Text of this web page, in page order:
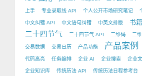
上手 专业录取线 API 个人公开市场研究笔记
中文纠错 API 中文语句纠错 中英文排版 书
二十四节气 二十四节气 API 二维码 二
交易数据 交易日历 产品功能 产品案例
代码高亮 任务编排 企业 AI 企业搜索 企业
企业知识库 传统历法 API 传统历法日程参考台